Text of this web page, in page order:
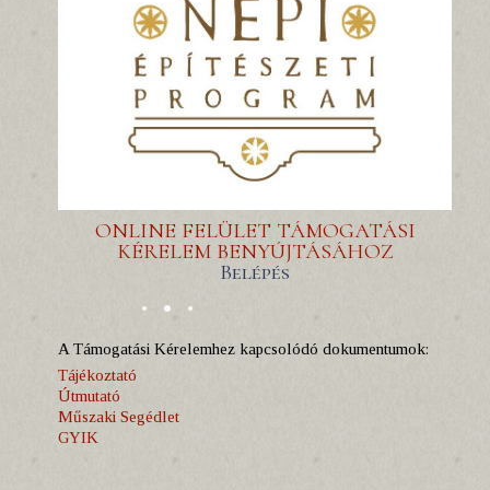
ONLINE FELÜLET TÁMOGATÁSI
KÉRELEM BENYÚJTÁSÁHOZ
Belépés
A Támogatási Kérelemhez kapcsolódó dokumentumok:
Tájékoztató
Útmutató
Műszaki Segédlet
GYIK